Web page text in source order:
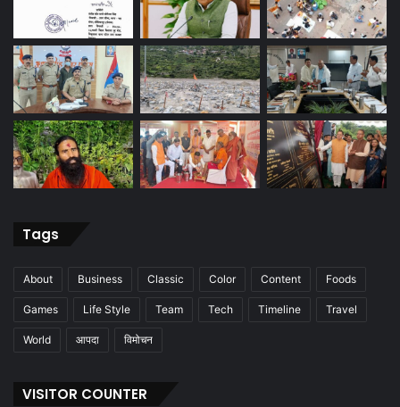
Tags
About Business Classic Color Content Foods
Games Life Style Team Tech Timeline Travel
World आपदा विमोचन
VISITOR COUNTER